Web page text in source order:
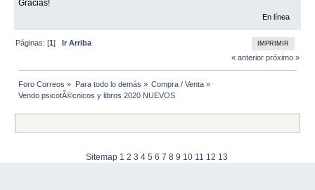
Gracias!
En línea
IMPRIMIR
Páginas: [1]Ir Arriba
« anterior próximo »
Foro Correos » Para todo lo demás » Compra / Venta»
Vendo psicotÃ©cnicos y libros 2020 NUEVOS
Sitemap 1 2 3 4 5 6 7 8 9 10 11 12 13